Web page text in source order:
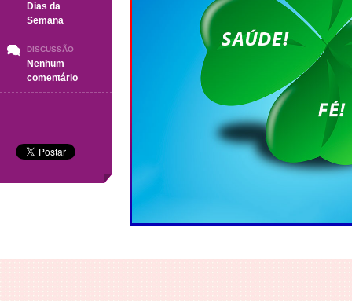
Dias da
Semana
DISCUSSÃO
Nenhum
comentárioem
DOMINGO